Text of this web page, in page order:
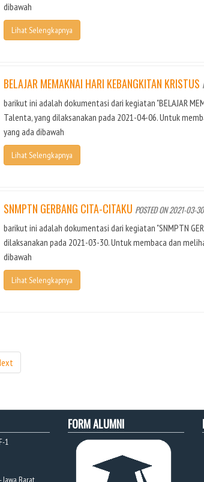
dibawah
Lihat Selengkapnya
BELAJAR MEMAKNAI HARI KEBANGKITAN KRISTUS
barikut ini adalah dokumentasi dari kegiatan "BELAJAR
Talenta, yang dilaksanakan pada 2021-04-06. Untuk
yang ada dibawah
Lihat Selengkapnya
SNMPTN GERBANG CITA-CITAKU POSTED ON 2021-03-30
barikut ini adalah dokumentasi dari kegiatan "SNMPTN
dilaksanakan pada 2021-03-30. Untuk membaca dan
dibawah
Lihat Selengkapnya
1
Barat
FORM ALUMNI